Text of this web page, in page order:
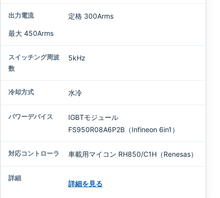
定格 300Arms
最大 450Arms
5kHz
水冷
IGBTモジュール
FS950R08A6P2B（Infineon 6in1）
車載用マイコン RH850/C1H（Renesas）
詳細を見る